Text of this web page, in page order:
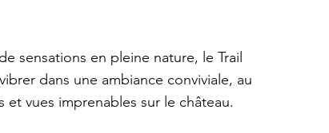
sensations en pleine nature, le Trail
dans une ambiance conviviale, au
vues imprenables sur le château.